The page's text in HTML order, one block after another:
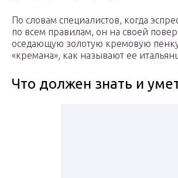
По словам специалистов, когда
по всем правилам, он на своей
оседающую золотую кремовую
«кремана», как называют ее
Что должен знать и